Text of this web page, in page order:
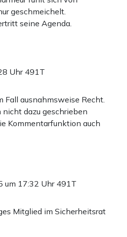
geschmeichelt.
seine Agenda.
Uhr 491T
Fall ausnahmsweise Recht.
dazu geschrieben
Kommentarfunktion auch
um 17:32 Uhr 491T
Mitglied im Sicherheitsrat